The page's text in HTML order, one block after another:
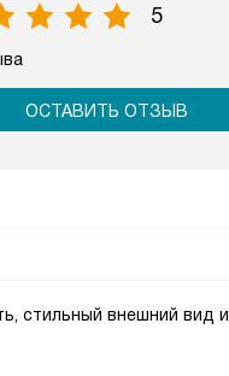
5
ОСТАВИТЬ ОТЗЫВ
стильный внешний вид и